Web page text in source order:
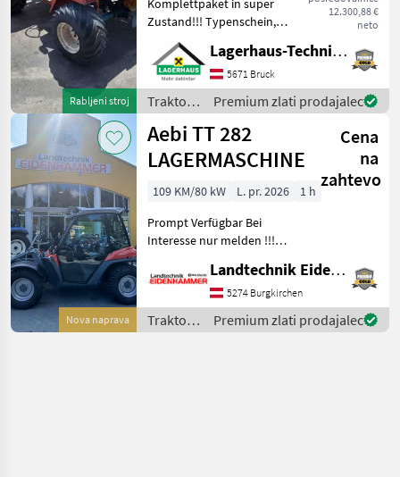
Rabljeni stroj
12.300,88 €
neto
Zustand!!! Typenschein,
Doppelmessermähwerk mit
res. garn. Bandrechen
Reform 3 Reihig,
Lombardini Motor
Kaufpreis inkl. 13% Mwst.
Wir bitten t
Lagerhaus-Technik Bruck
5671 Bruck
Traktor /
Reform
Premium zlati prodajalec
Nova naprava
Aebi TT 282
LAGERMASCHINE
Cena
na
zahtevo
109 KM/80 kW L. pr. 2026
1 h
Prompt Verfügbar Bei
Interesse nur melden !!!
Pongau !!! Aebi Terratrac
Ausführung - 109PS -
Landtechnik Eidenhammer GmbH
5274 Burgkirchen
Traktor /
Aebi
Premium zlati prodajalec